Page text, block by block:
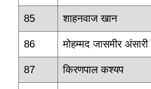
85 शाहनवाज खान
86 मोहम्‍मद जासमीर अंसारी
87 किरणपाल कश्‍यप